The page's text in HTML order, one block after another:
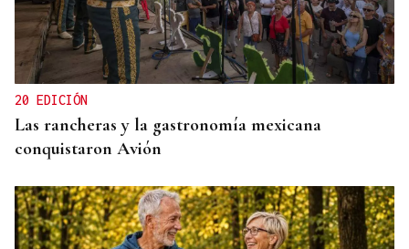
OBITUARIO
Muere a los 50 años el DJ francés Kavinsky, autor
del icónico tema "Nightcall"
20 EDICIÓN
Las rancheras y la gastronomía mexicana
conquistaron Avión